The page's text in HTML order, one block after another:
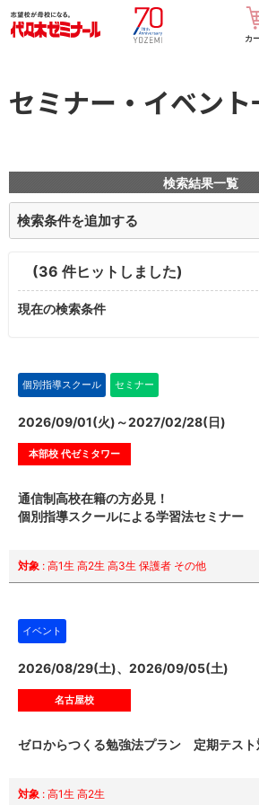
カ
セミナー・イベン
検索結果一覧
検索条件を追加する
(36 件ヒットしました)
現在の検索条件
個別指導スクール セミナー
2026/09/01(火)～2027/02/28(日)
本部校 代ゼミタワー
通信制高校在籍の方必見！
個別指導スクールによる学習法セミナー
対象 : 高1生 高2生 高3生 保護者 その他
イベント
2026/08/29(土)、2026/09/05(土)
名古屋校
ゼロからつくる勉強法プラン 定期テスト
対象 : 高1生 高2生